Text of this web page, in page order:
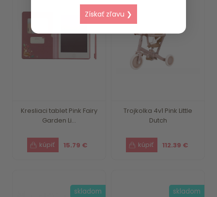
Kresliaci tablet Pink Fairy
Garden Li...
15.79 €
Trojkolka 4v1 Pink Little
Dutch
112.39 €
skladom skladom
Získať zľavu ❯